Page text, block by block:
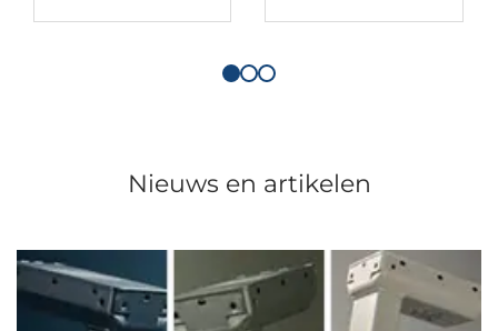
Nieuws en artikelen